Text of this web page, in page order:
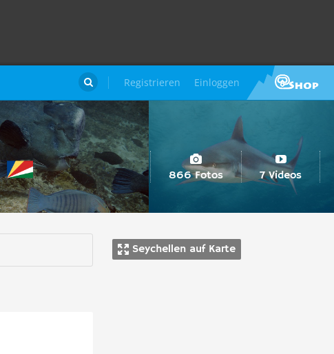
Registrieren Einloggen

866 Fotos 7 Videos
Seychellen auf Karte